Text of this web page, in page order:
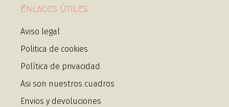
Enlaces Útiles
Aviso legal
Politica de cookies
Política de privacidad
Asi son nuestros cuadros
Envios y devoluciones